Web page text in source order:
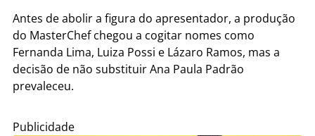
Antes de abolir a figura do apresentador, a produção
do MasterChef chegou a cogitar nomes como
Fernanda Lima, Luiza Possi e Lázaro Ramos, mas a
decisão de não substituir Ana Paula Padrão
prevaleceu.
Publicidade